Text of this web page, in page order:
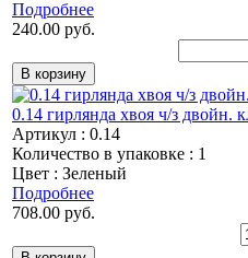
Подробнее
240.00 руб.
0.14 гирлянда хвоя ч/з двойн.
Артикул : 0.14
Количество в упаковке : 1
Цвет : Зеленый
Подробнее
708.00 руб.